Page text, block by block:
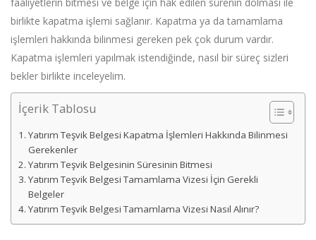
birlikte kapatma işlemi sağlanır. Kapatma ya da tamamlama
işlemleri hakkında bilinmesi gereken pek çok durum vardır.
Kapatma işlemleri yapılmak istendiğinde, nasıl bir süreç sizleri
bekler birlikte inceleyelim.
İçerik Tablosu
Yatırım Teşvik Belgesi Kapatma İşlemleri Hakkında Bilinmesi
Gerekenler
Yatırım Teşvik Belgesinin Süresinin Bitmesi
Yatırım Teşvik Belgesi Tamamlama Vizesi İçin Gerekli
Belgeler
Yatırım Teşvik Belgesi Tamamlama Vizesi Nasıl Alınır?